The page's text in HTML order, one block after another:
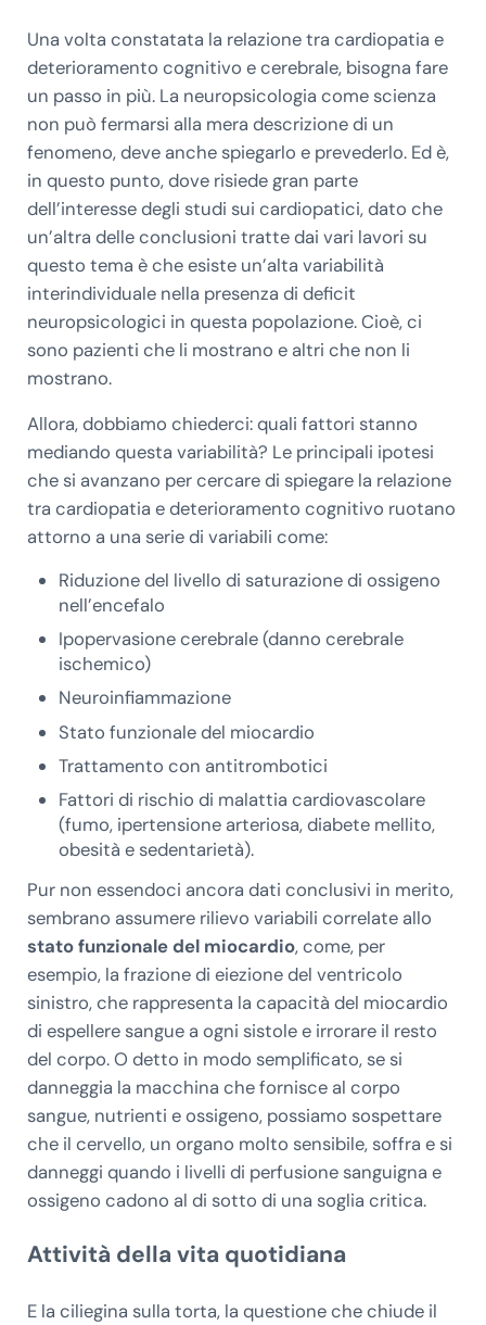
Una volta constatata la relazione tra cardiopatia e
deterioramento cognitivo e cerebrale, bisogna fare
un passo in più. La neuropsicologia come scienza
non può fermarsi alla mera descrizione di un
fenomeno, deve anche spiegarlo e prevederlo. Ed è,
in questo punto, dove risiede gran parte
dell’interesse degli studi sui cardiopatici, dato che
un’altra delle conclusioni tratte dai vari lavori su
questo tema è che esiste un’alta variabilità
interindividuale nella presenza di deficit
neuropsicologici in questa popolazione. Cioè, ci
sono pazienti che li mostrano e altri che non li
mostrano.
Allora, dobbiamo chiederci: quali fattori stanno
mediando questa variabilità? Le principali ipotesi
che si avanzano per cercare di spiegare la relazione
tra cardiopatia e deterioramento cognitivo ruotano
attorno a una serie di variabili come:
Riduzione del livello di saturazione di ossigeno
nell’encefalo
Ipopervasione cerebrale (danno cerebrale
ischemico)
Neuroinfiammazione
Stato funzionale del miocardio
Trattamento con antitrombotici
Fattori di rischio di malattia cardiovascolare
(fumo, ipertensione arteriosa, diabete mellito,
obesità e sedentarietà).
Pur non essendoci ancora dati conclusivi in merito,
sembrano assumere rilievo variabili correlate allo
stato funzionale del miocardio, come, per
esempio, la frazione di eiezione del ventricolo
sinistro, che rappresenta la capacità del miocardio
di espellere sangue a ogni sistole e irrorare il resto
del corpo. O detto in modo semplificato, se si
danneggia la macchina che fornisce al corpo
sangue, nutrienti e ossigeno, possiamo sospettare
che il cervello, un organo molto sensibile, soffra e si
danneggi quando i livelli di perfusione sanguigna e
ossigeno cadono al di sotto di una soglia critica.
Attività della vita quotidiana
E la ciliegina sulla torta, la questione che chiude il